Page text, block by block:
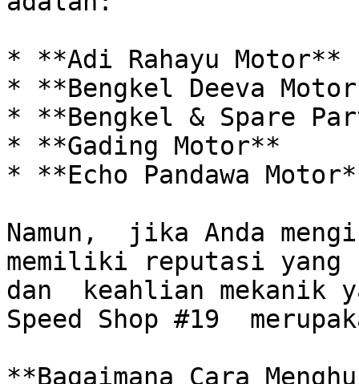
* **Adi Rahayu Motor**
* **Bengkel Deeva
* **Bengkel & Spare
* **Gading Motor**
* **Echo Pandawa
Namun,  jika Anda
memiliki reputasi yang
dan  keahlian mekanik
Speed Shop #19
**Bagaimana Cara